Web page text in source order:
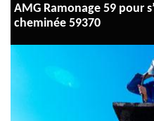
AMG Ramonage 59 pour
cheminée 59370